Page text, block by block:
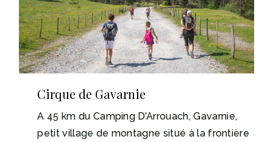
Cirque de Gavarnie
A 45 km du Camping D’Arrouach, Gavarnie,
petit village de montagne situé à la frontière